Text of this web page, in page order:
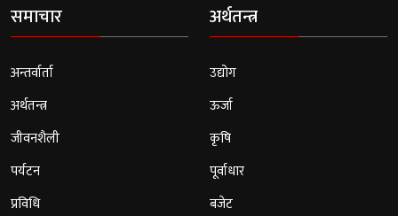
समाचार
अन्तर्वार्ता
अर्थतन्त्र
जीवनशैली
पर्यटन
प्रविधि
अर्थतन्त्र
उद्योग
ऊर्जा
कृषि
पूर्वाधार
बजेट